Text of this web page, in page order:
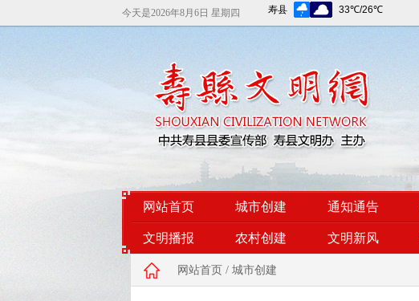
今天是2026年8月6日 星期四
网站首页 城市创建 通知通告
文明播报 农村创建 文明新风
网站首页 / 城市创建